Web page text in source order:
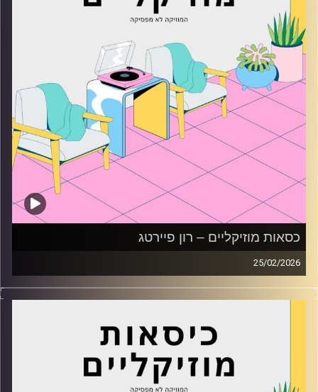
כסאות מוזיקליים – רון פיירטג
25/02/2026
כסאות מוזיקליים עם רון פיירטג